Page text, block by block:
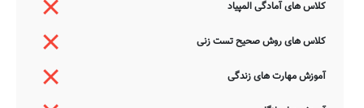
کلاس های آمادگی المپیاد
کلاس های روش صحیح تست زنی
آموزش مهارت های زندگی